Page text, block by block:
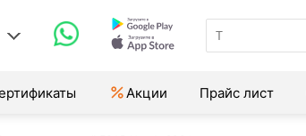
Акции Прайс лист